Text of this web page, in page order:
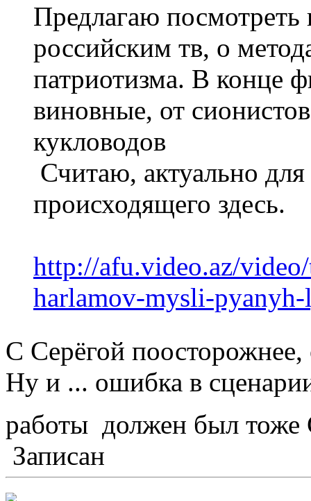
Предлагаю
российским тв, о
патриотизма. В конце
виновные, от
кукловодов
Считаю, актуально
происходящего здесь.
http://afu.video.az/
harlamov-mysli-
С Серёгой поосторожнее,
Ну и ... ошибка в
работы должен был тоже
Записан